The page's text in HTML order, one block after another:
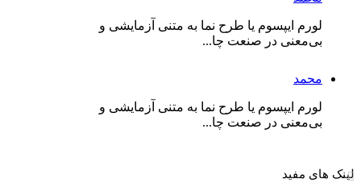
لورم ایپسوم یا طرح‌ نما به متنی آزمایشی و
بی‌معنی در صنعت چا...
محمد
لورم ایپسوم یا طرح‌ نما به متنی آزمایشی و
بی‌معنی در صنعت چا...
لینک های مفید